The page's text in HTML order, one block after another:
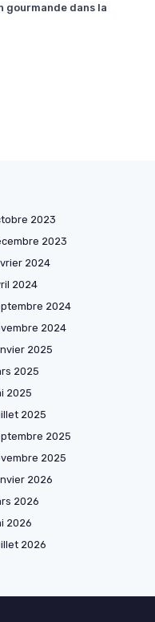
gourmande dans la
2023
2023
2024
2024
2024
2024
2025
2025
2025
2025
2025
2025
2026
2026
2026
2026